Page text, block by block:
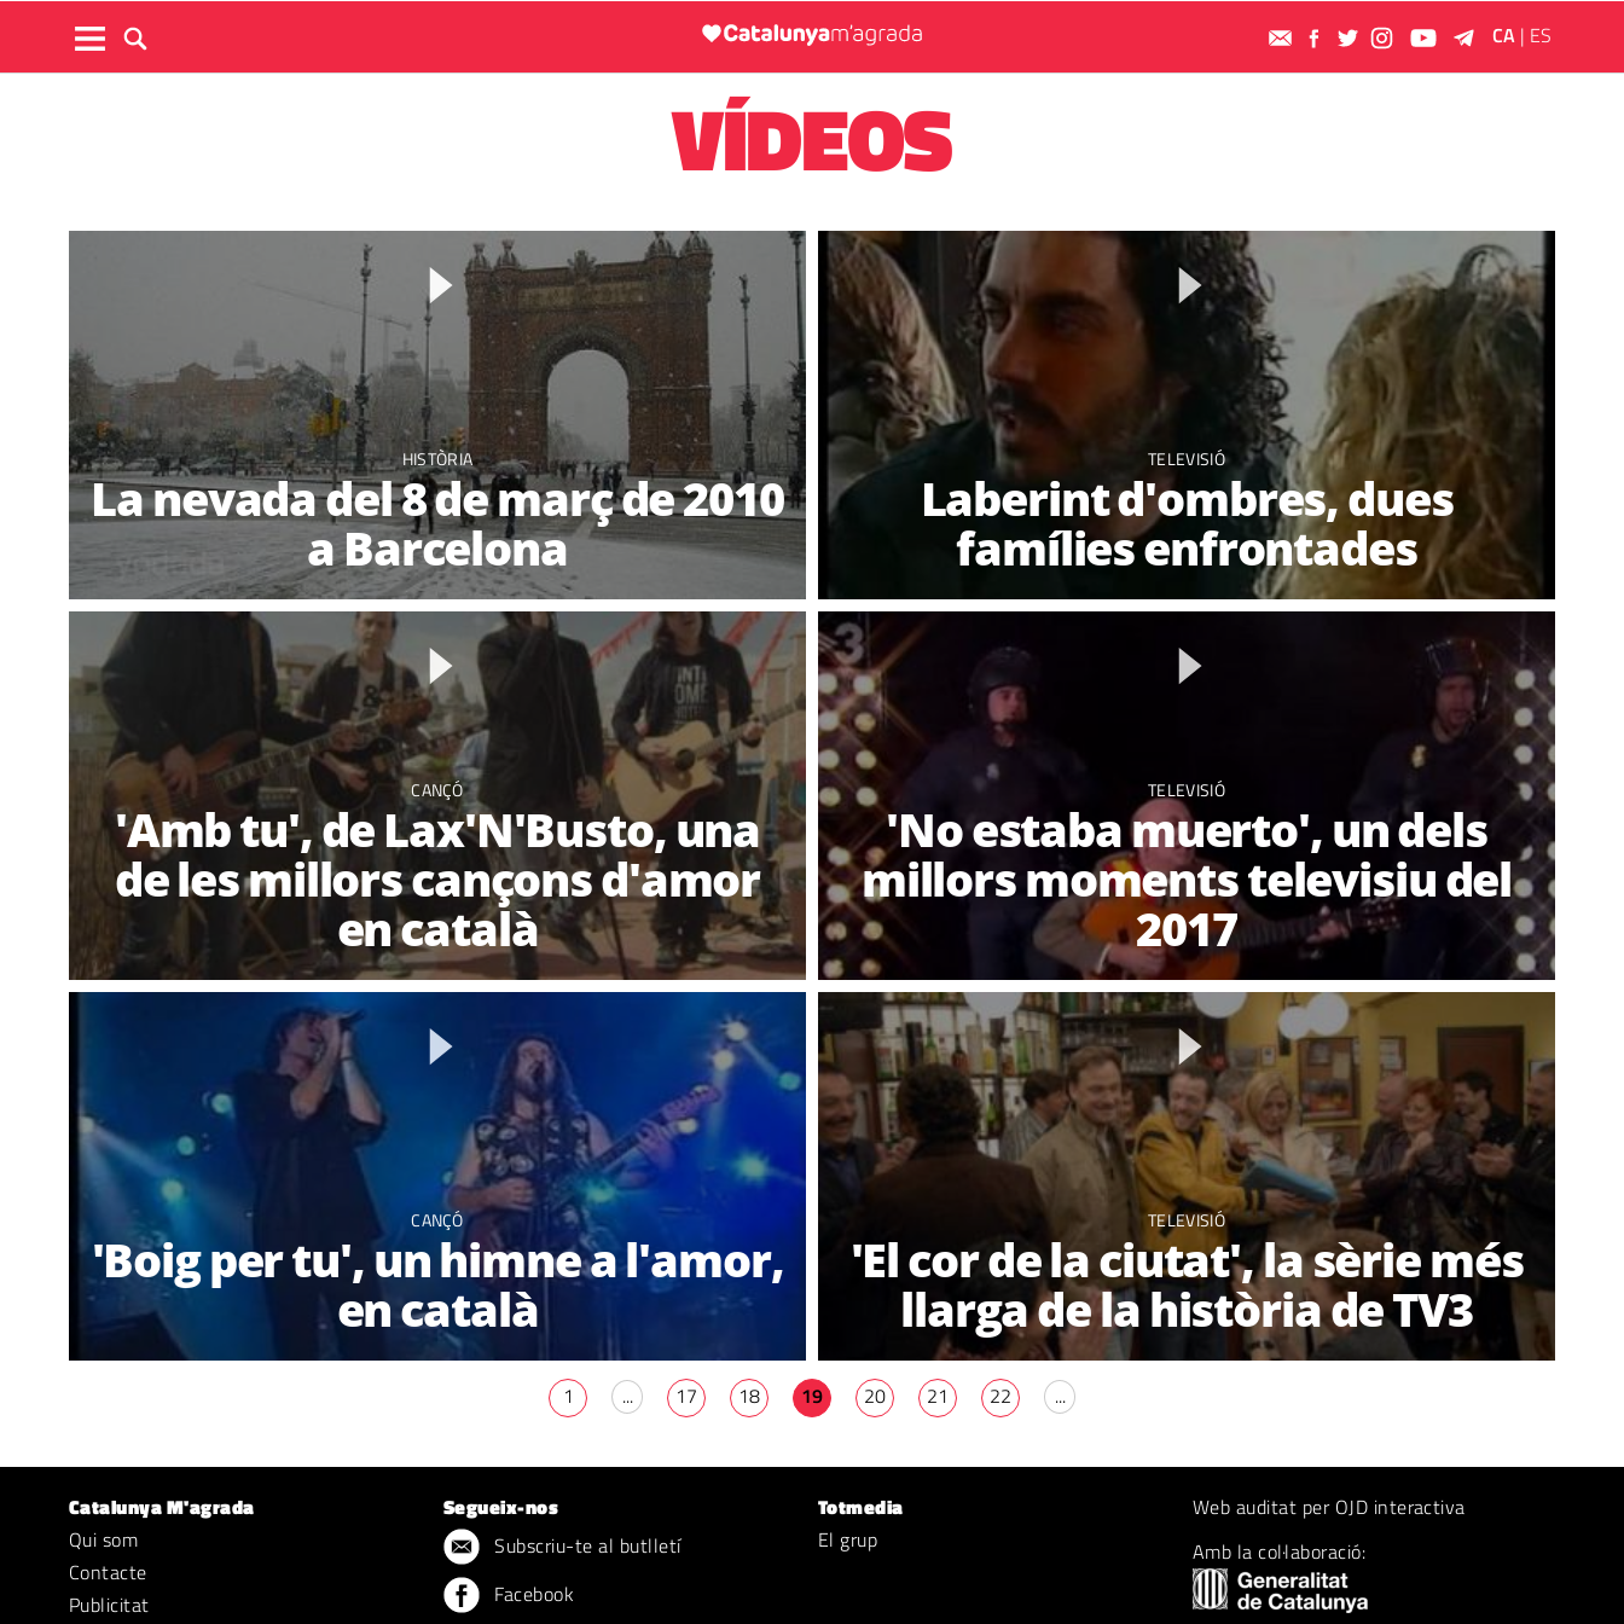
CA | ES
VÍDEOS
HISTÒRIA
La nevada del 8 de març de 2010
a Barcelona
TELEVISIÓ
Laberint d'ombres, dues
famílies enfrontades
CANÇÓ
'Amb tu', de Lax'N'Busto, una
de les millors cançons d'amor
en català
TELEVISIÓ
'No estaba muerto', un dels
millors moments televisiu del
2017
CANÇÓ
'Boig per tu', un himne a l'amor,
en català
TELEVISIÓ
'El cor de la ciutat', la sèrie més
llarga de la història de TV3
1 ... 17 18 19 20 21 22 ...
Catalunya M'agrada
Qui som
Contacte
Publicitat
Segueix-nos
Subscriu-te al butlletí
Facebook
Totmedia
El grup
Web auditat per OJD interactiva
Amb la col·laboració: